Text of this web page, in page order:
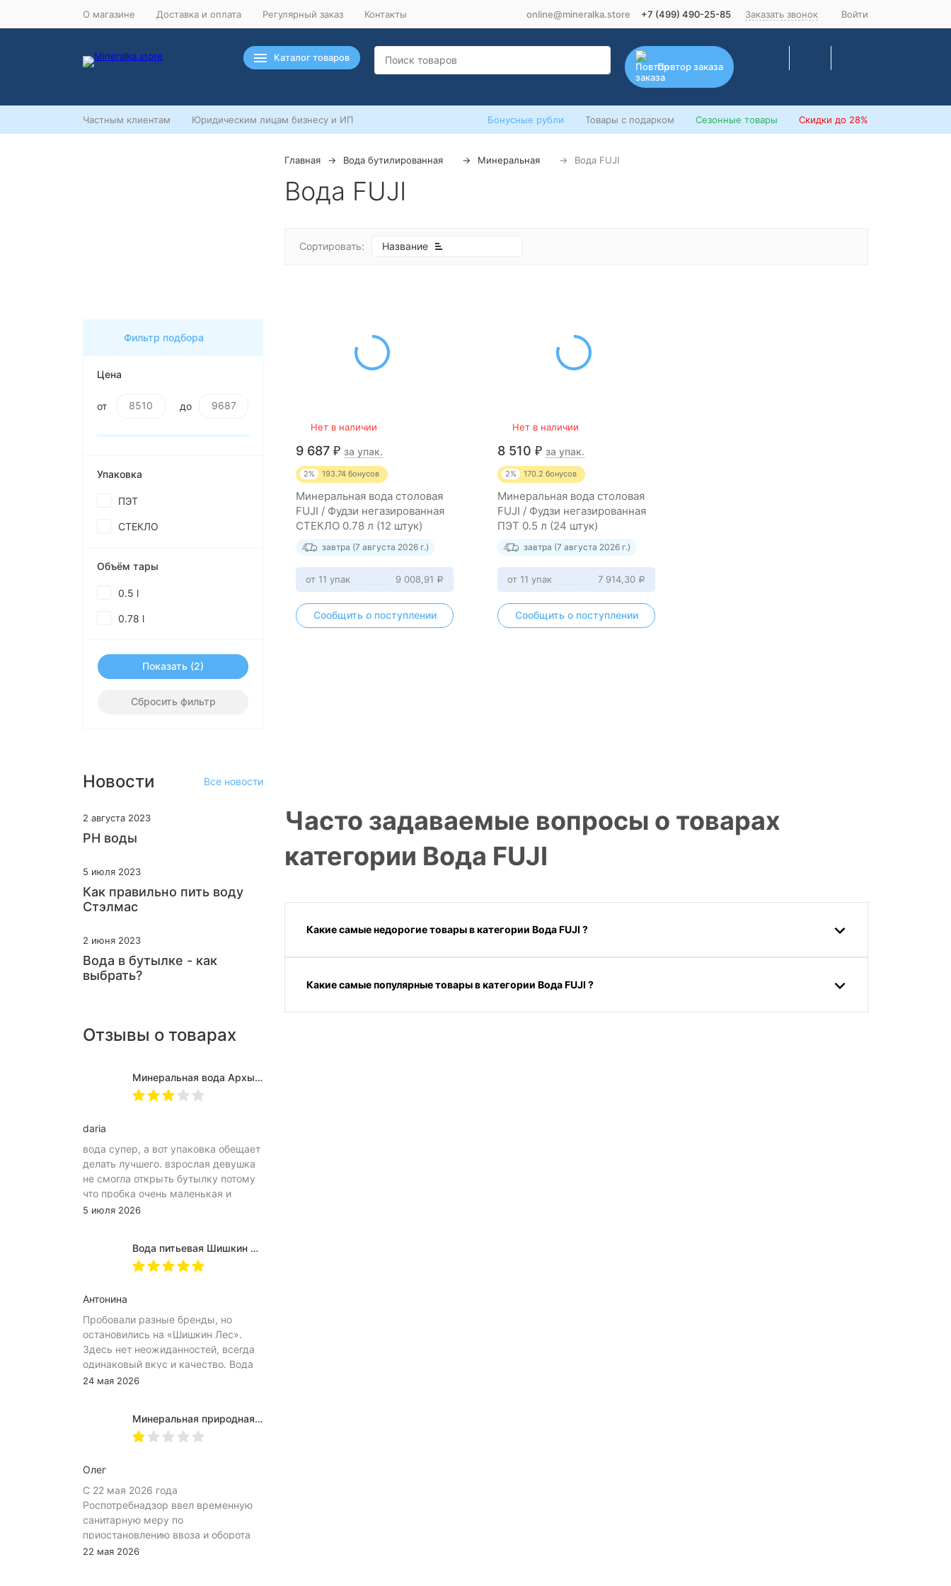
О магазине Доставка и оплата Регулярный заказ Контакты online@mineralka.store +7 (499) 490-25-85 Заказать звонок Войти
Каталог товаров
Повтор заказа
Частным клиентам Юридическим лицам бизнесу и ИП Бонусные рубли Товары с подарком Сезонные товары Скидки до 28%
Главная Вода бутилированная Минеральная Вода FUJI
Вода FUJI
Сортировать: Название
Нет в наличии
9 687 ₽ за упак.
2% 193.74 бонусов
Минеральная вода столовая
FUJI / Фудзи негазированная
СТЕКЛО 0.78 л (12 штук)
завтра (7 августа 2026 г.)
от 11 упак 9 008,91 Р
Сообщить о поступлении
Нет в наличии
8 510 ₽ за упак.
2% 170.2 бонусов
Минеральная вода столовая
FUJI / Фудзи негазированная
ПЭТ 0.5 л (24 штук)
завтра (7 августа 2026 г.)
от 11 упак 7 914,30 Р
Сообщить о поступлении
Часто задаваемые вопросы о товарах
категории Вода FUJI
Какие самые недорогие товары в категории Вода FUJI ?
Какие самые популярные товары в категории Вода FUJI ?
Фильтр подбора
Цена
от до
Упаковка
ПЭТ
СТЕКЛО
Объём тары
0.5 l
0.78 l
Показать
Сбросить фильтр
Новости Все новости
2 августа 2023
PH воды
5 июля 2023
Как правильно пить воду
Стэлмас
2 июня 2023
Вода в бутылке - как
выбрать?
Отзывы о товарах
Минеральная вода Архыз Vita негазированная, ПЭТ 0.5 л (12 штук)
daria
вода супер, а вот упаковка обещает
делать лучшего. взрослая девушка
не смогла открыть бутылку потому
что пробка очень маленькая и
неудобное расположение
затрудняет открытию бутылка.
Плюс рубцы на пробке мелкие, что
5 июля 2026
Вода питьевая Шишкин лес в (одноразовой) таре 19 литров
Антонина
Пробовали разные бренды, но
остановились на «Шишкин Лес».
Здесь нет неожиданностей, всегда
одинаковый вкус и качество. Вода
хорошо идёт и холодной, и
подходит. Это, наверное, главный
показатель.
24 мая 2026
Минеральная природная вода Jermuk / Джермук газированная, Пэт (1,0л*6шт)
Олег
С 22 мая 2026 года
Роспотребнадзор ввел временную
санитарную меру по
приостановлению ввоза и оборота
на территории Российской
22 мая 2026